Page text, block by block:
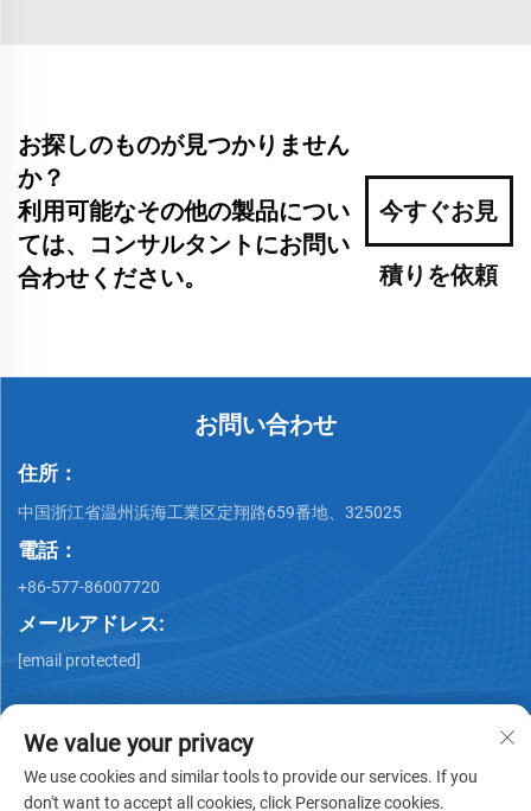
お探しのものが見つかりません
か？
利用可能なその他の製品につい
ては、コンサルタントにお問い
合わせください。
今すぐお見
積りを依頼
お問い合わせ
住所：
中国浙江省温州浜海工業区定翔路659番地、325025
電話：
+86-577-86007720
メールアドレス:
[email protected]
We value your privacy
We use cookies and similar tools to provide our services. If you
don't want to accept all cookies, click Personalize cookies.